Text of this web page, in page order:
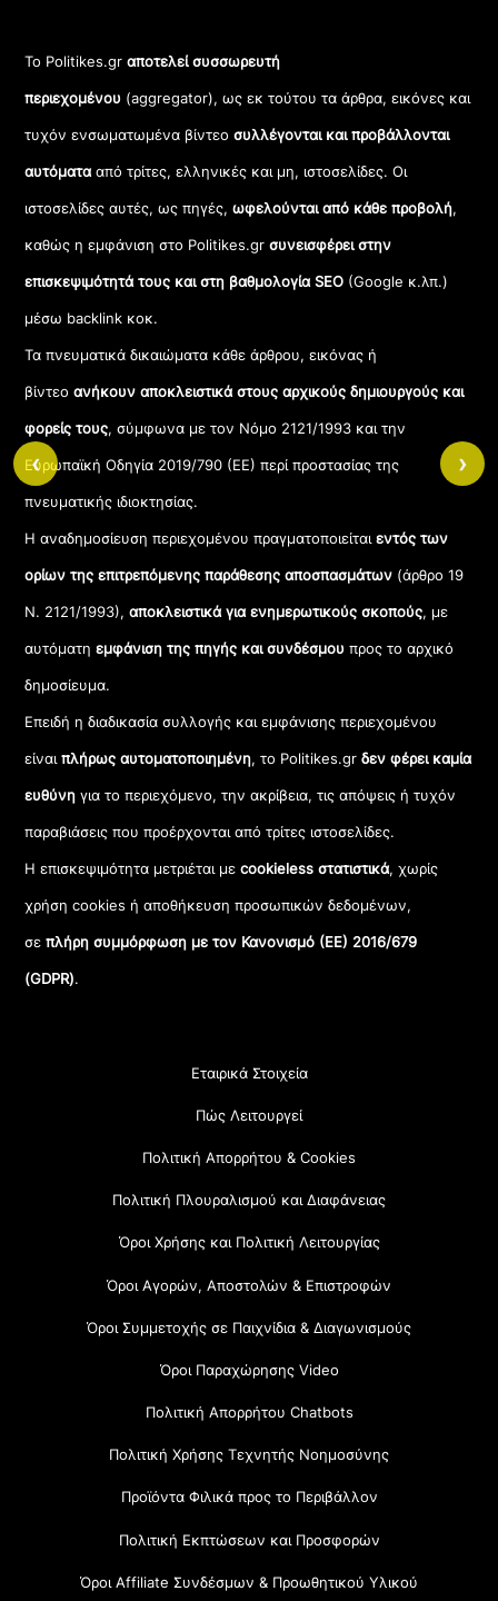
Το Politikes.grαποτελεί συσσωρευτή
περιεχομένου (aggregator), ως εκ τούτου τα άρθρα, εικόνες και
τυχόν ενσωματωμένα βίντεοσυλλέγονται και προβάλλονται
αυτόματααπό τρίτες, ελληνικές και μη, ιστοσελίδες. Οι
ιστοσελίδες αυτές, ως πηγές,ωφελούνται από κάθε προβολή,
καθώς η εμφάνιση στο Politikes.gr συνεισφέρει στην
επισκεψιμότητά τους και στη βαθμολογία SEO (Google κ.λπ.)
μέσω backlink κοκ.
Τα πνευματικά δικαιώματα κάθε άρθρου, εικόνας ή
βίντεοανήκουν αποκλειστικά στους αρχικούς δημιουργούς και
φορείς τους, σύμφωνα με τον Νόμο 2121/1993 και την
Ευρωπαϊκή Οδηγία 2019/790 (ΕΕ) περί προστασίας της
πνευματικής ιδιοκτησίας.
Η αναδημοσίευση περιεχομένου πραγματοποιείταιεντός των
ορίων της επιτρεπόμενης παράθεσης αποσπασμάτων (άρθρο 19
Ν. 2121/1993), αποκλειστικά για ενημερωτικούς σκοπούς, με
αυτόματηεμφάνιση της πηγής και συνδέσμου προς το αρχικό
δημοσίευμα.
Επειδή η διαδικασία συλλογής και εμφάνισης περιεχομένου
είναιπλήρως αυτοματοποιημένη, το Politikes.grδεν φέρει καμία
ευθύνη για το περιεχόμενο, την ακρίβεια, τις απόψεις ή τυχόν
παραβιάσεις που προέρχονται από τρίτες ιστοσελίδες.
Η επισκεψιμότητα μετριέται μεcookieless στατιστικά, χωρίς
χρήση cookies ή αποθήκευση προσωπικών δεδομένων,
σεπλήρη συμμόρφωση με τον Κανονισμό (ΕΕ) 2016/679
(GDPR).
Εταιρικά Στοιχεία
Πώς Λειτουργεί
Πολιτική Απορρήτου & Cookies
Πολιτική Πλουραλισμού και Διαφάνειας
Όροι Χρήσης και Πολιτική Λειτουργίας
Όροι Αγορών, Αποστολών & Επιστροφών
Όροι Συμμετοχής σε Παιχνίδια & Διαγωνισμούς
Όροι Παραχώρησης Video
Πολιτική Απορρήτου Chatbots
Πολιτική Χρήσης Τεχνητής Νοημοσύνης
Προϊόντα Φιλικά προς το Περιβάλλον
Πολιτική Εκπτώσεων και Προσφορών
Όροι Affiliate Συνδέσμων & Προωθητικού Υλικού
‹ ›